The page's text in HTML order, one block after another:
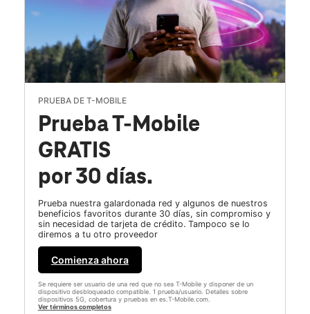
PRUEBA DE T-MOBILE
Prueba T-Mobile
GRATIS
por 30 días.
Prueba nuestra galardonada red y algunos de nuestros
beneficios favoritos durante 30 días, sin compromiso y
sin necesidad de tarjeta de crédito. Tampoco se lo
diremos a tu otro proveedor
Comienza ahora
Se requiere ser usuario de una red que no sea T-Mobile y disponer de un
dispositivo desbloqueado compatible. 1 prueba/usuario. Detalles sobre
dispositivos 5G, cobertura y pruebas en es.T-Mobile.com.
Ver términos completos